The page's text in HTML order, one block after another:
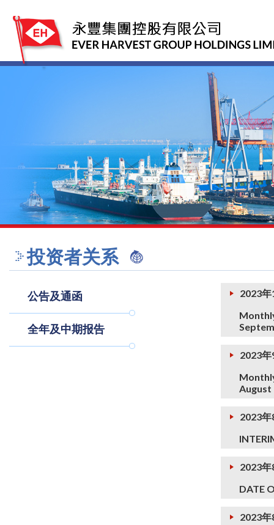
投资者关系
公告及通函
全年及中期报告
2023
2023
August
2023
2023
DATE
2023